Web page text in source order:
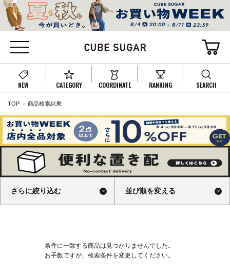
NEW CATEGORY COORDINATE RANKING SEARCH
TOP 商品検索結果
さらに絞り込む 並び順を変える
条件に一致する商品は見つかりませんでした。
お手数ですが、検索条件を変更してください。